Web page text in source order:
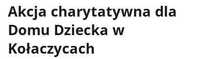
Akcja charytatywna dla
Domu Dziecka w
Kołaczycach